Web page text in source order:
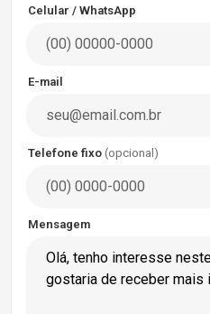
Celular / WhatsApp
E-mail
Telefone fixo (opcional)
Mensagem